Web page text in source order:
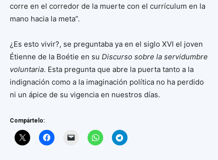
corre en el corredor de la muerte con el currículum en la
mano hacia la meta”.
¿Es esto vivir?, se preguntaba ya en el siglo XVI el joven
Étienne de la Boétie en su Discurso sobre la servidumbre
voluntaria. Esta pregunta que abre la puerta tanto a la
indignación como a la imaginación política no ha perdido
ni un ápice de su vigencia en nuestros días.
Compártelo: